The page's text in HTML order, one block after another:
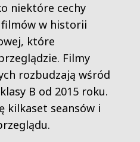
niektóre cechy
w historii
które
Filmy
rozbudzają wśród
B od 2015 roku.
kilkaset seansów i